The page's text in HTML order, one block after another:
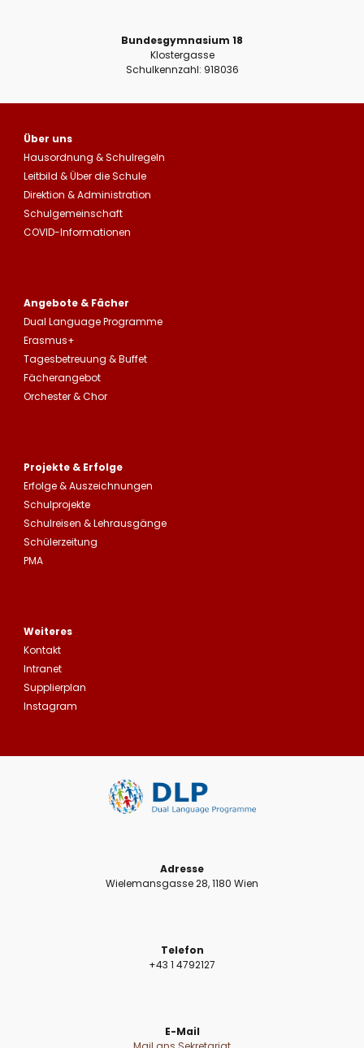
Bundesgymnasium 18
Klostergasse
Schulkennzahl: 918036
Über uns
Hausordnung &Schulregeln
Leitbild&Über die Schule
Direktion & Administration
Schulgemeinschaft
COVID-Informationen
Angebote & Fächer
Dual Language Programme
Erasmus+
Tagesbetreuung &Buffet
Fächerangebot
Orchester & Chor
Projekte & Erfolge
Erfolge &Auszeichnungen
Schulprojekte
Schulreisen &Lehrausgänge
Schülerzeitung
PMA
Weiteres
Kontakt
Intranet
Supplierplan
Instagram
Adresse
Wielemansgasse 28, 1180 Wien
Telefon
+43 1 4792127
E-Mail